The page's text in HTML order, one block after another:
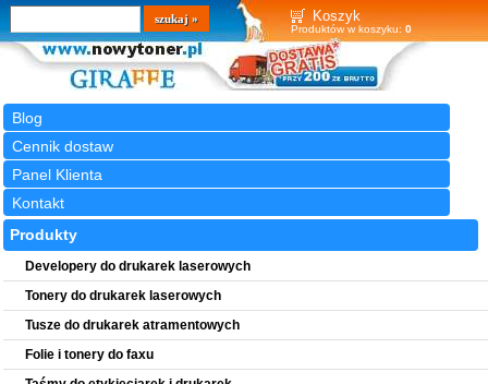
Koszyk
Produktów w koszyku: 0
Blog
Cennik dostaw
Panel Klienta
Kontakt
Wyszukiwarka
szukaj
Produkty
Developery do drukarek laserowych
Tonery do drukarek laserowych
Tusze do drukarek atramentowych
Folie i tonery do faxu